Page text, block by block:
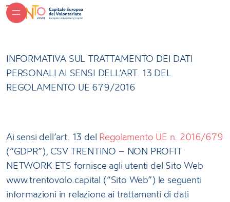
INFORMATIVA SUL TRATTAMENTO DEI DATI
PERSONALI AI SENSI DELL’ART. 13 DEL
REGOLAMENTO UE 679/2016
Ai sensi dell’art. 13 del Regolamento UE n. 2016/679
(“GDPR”), CSV TRENTINO – NON PROFIT
NETWORK ETS fornisce agli utenti del Sito Web
www.trentovolo.capital (“Sito Web”) le seguenti
informazioni in relazione ai trattamenti di dati